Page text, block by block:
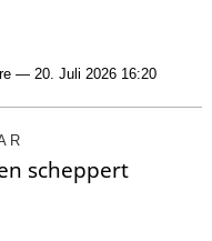
— 20. Juli 2026 16:20
scheppert